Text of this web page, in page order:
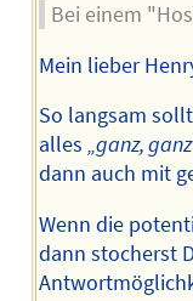
Bei einem
Mein lieber
So langsam
alles „ganz,
dann auch mit
Wenn die
dann stocherst